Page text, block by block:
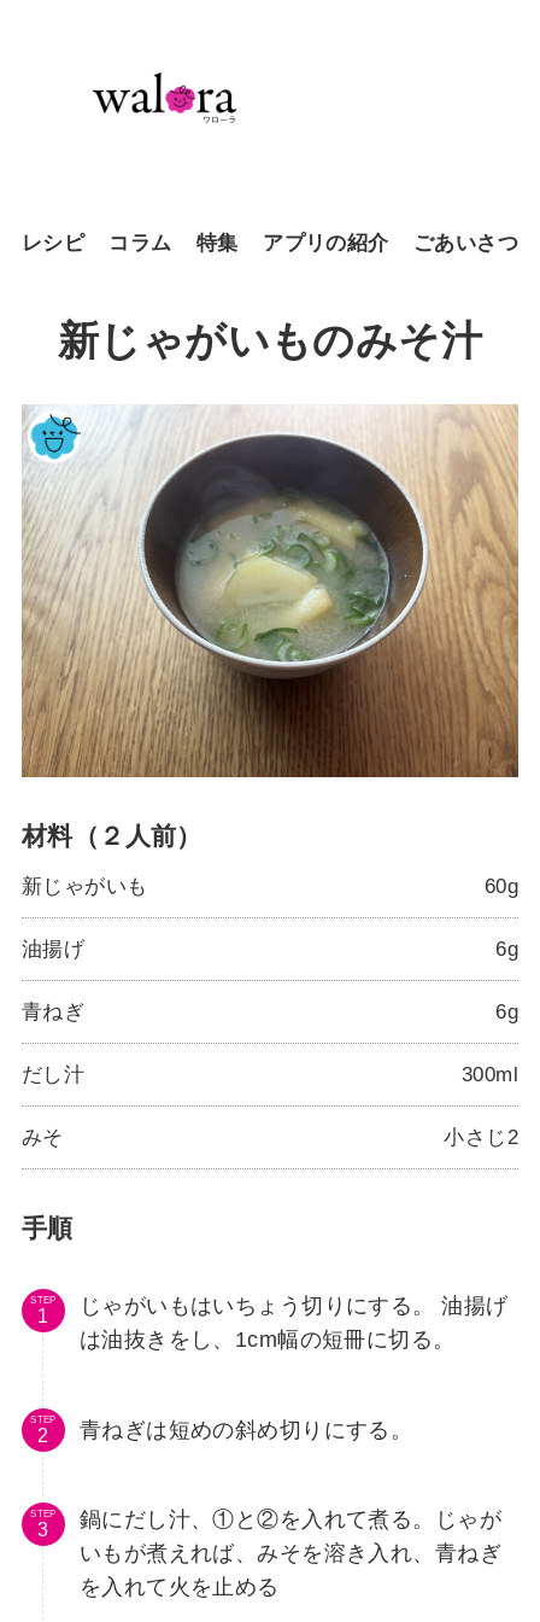
レシピ コラム 特集 アプリの紹介 ごあいさつ
新じゃがいものみそ汁
材料（２人前）
新じゃがいも 60g
油揚げ 6g
青ねぎ 6g
だし汁 300ml
みそ 小さじ2
手順
STEP
じゃがいもはいちょう切りにする。 油揚げ
は油抜きをし、1cm幅の短冊に切る。
STEP 青ねぎは短めの斜め切りにする。
STEP
鍋にだし汁、①と②を入れて煮る。じゃが
いもが煮えれば、みそを溶き入れ、青ねぎ
を入れて火を止める